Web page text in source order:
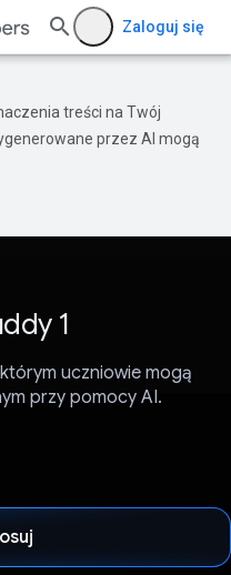
Zaloguj się
treści na Twój
przez AI mogą
1
uczniowie mogą
przy pomocy AI.